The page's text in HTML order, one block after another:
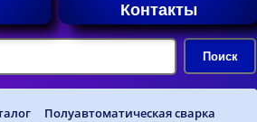
Контакты
Полуавтоматическая сварка